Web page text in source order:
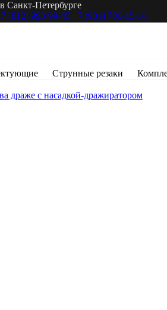
Санкт-Петербурге
(812) 998-99-45 +7 (931) 706-15-16
Струнные резаки